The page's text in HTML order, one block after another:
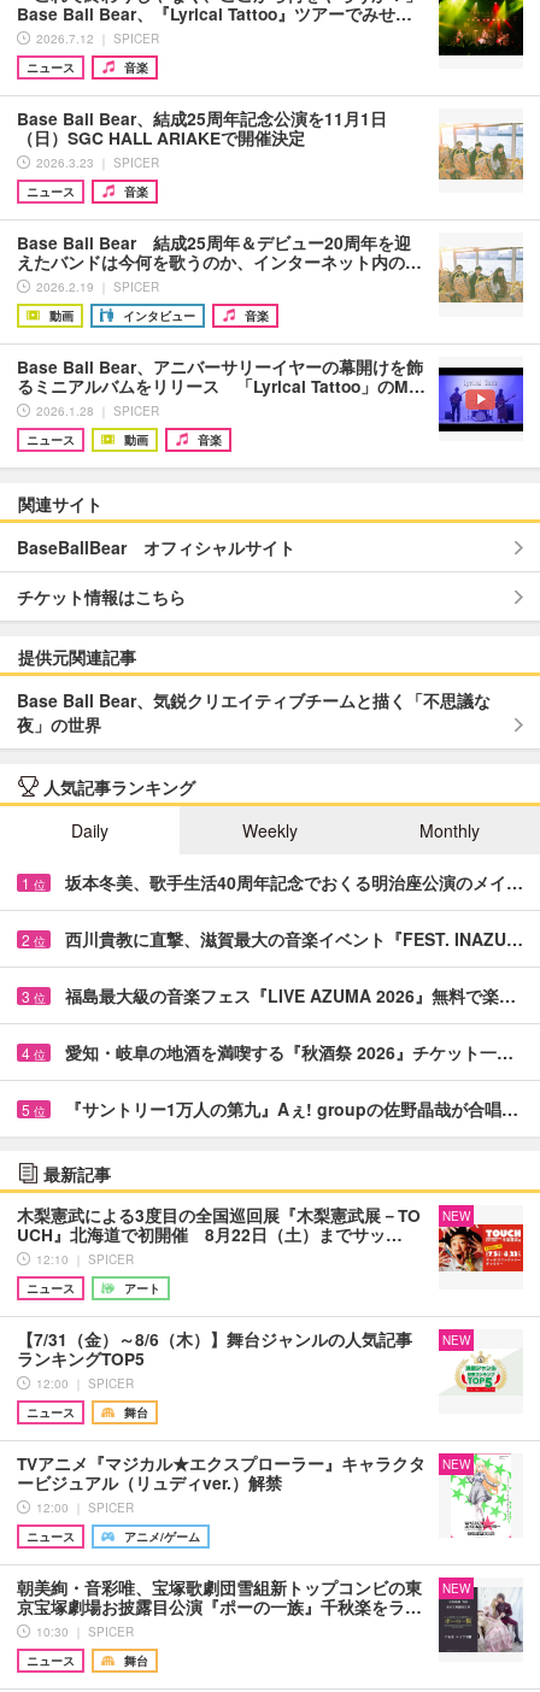
Base Ball Bear、『Lyrical Tattoo』ツアーでみせ…
2026.7.12 ｜ SPICER
ニュース
音楽
Base Ball Bear、結成25周年記念公演を11月1日
（日）SGC HALL ARIAKEで開催決定
2026.3.23 ｜ SPICER
ニュース
音楽
Base Ball Bear 結成25周年＆デビュー20周年を迎
えたバンドは今何を歌うのか、インターネット内の…
2026.2.19 ｜ SPICER
動画
インタビュー 音楽
Base Ball Bear、アニバーサリーイヤーの幕開けを飾
るミニアルバムをリリース 「Lyrical Tattoo」のM…
2026.1.28 ｜ SPICER
ニュース
動画 音楽
関連サイト
BaseBallBear オフィシャルサイト
チケット情報はこちら
提供元関連記事
Base Ball Bear、気鋭クリエイティブチームと描く「不思議な
夜」の世界
人気記事ランキング
Daily
Weekly Monthly
1 位 坂本冬美、歌手生活40周年記念でおくる明治座公演のメイ…
2 位 西川貴教に直撃、滋賀最大の音楽イベント『FEST. INAZU…
3 位 福島最大級の音楽フェス『LIVE AZUMA 2026』無料で楽…
4 位 愛知・岐阜の地酒を満喫する『秋酒祭 2026』チケット一…
5 位 『サントリー1万人の第九』Aぇ! groupの佐野晶哉が合唱…
最新記事
木梨憲武による3度目の全国巡回展『木梨憲武展－TO
UCH』北海道で初開催 8月22日（土）までサッ…
12:10 ｜ SPICER
ニュース
アート
NEW
【7/31（金）～8/6（木）】舞台ジャンルの人気記事
ランキングTOP5
12:00 ｜ SPICER
ニュース
舞台
NEW
TVアニメ『マジカル★エクスプローラー』キャラクタ
ービジュアル（リュディver.）解禁
12:00 ｜ SPICER
ニュース
アニメ/ゲーム
NEW
朝美絢・音彩唯、宝塚歌劇団雪組新トップコンビの東
京宝塚劇場お披露目公演『ポーの一族』千秋楽をラ…
10:30 ｜ SPICER
ニュース
舞台
NEW